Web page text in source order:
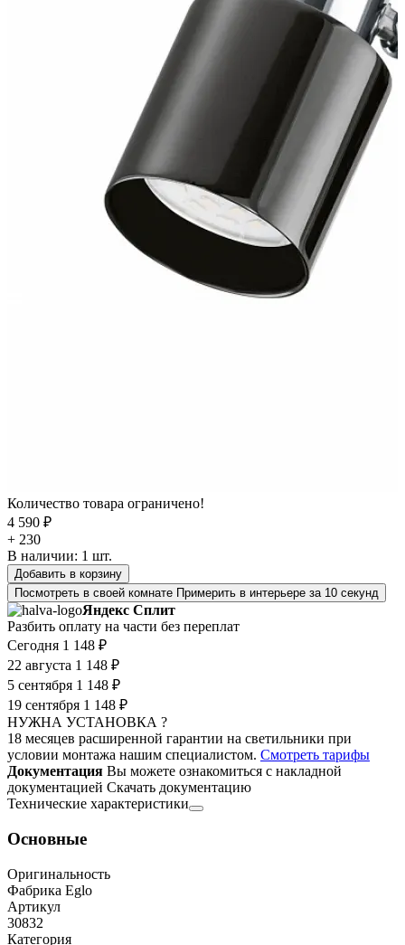
Количество товара ограничено!
4 590 ₽
+ 230
В наличии: 1 шт.
Добавить в корзину
Посмотреть в своей комнате Примерить в интерьере за 10 секунд
Яндекс Сплит
Разбить оплату на части без переплат
Сегодня 1 148 ₽
22 августа 1 148 ₽
5 сентября 1 148 ₽
19 сентября 1 148 ₽
НУЖНА УСТАНОВКА ?
18 месяцев расширенной гарантии на светильники при
условии монтажа нашим специалистом. Смотреть тарифы
Документация Вы можете ознакомиться с накладной
документацией Скачать документацию
Технические характеристики
Основные
Оригинальность
Фабрика Eglo
Артикул
30832
Категория